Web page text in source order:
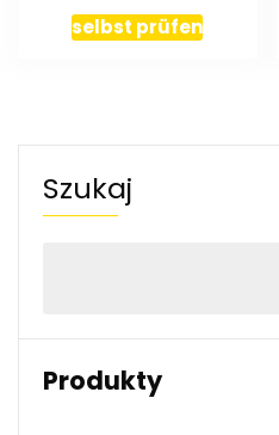
selbst prüfen
Szukaj
Produkty